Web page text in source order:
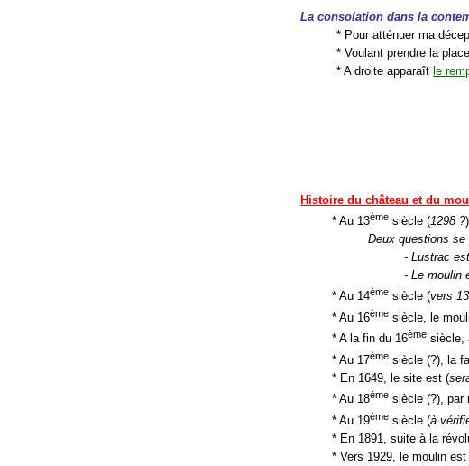
La consolation dans la
* Pour atténuer ma
* Voulant prendre la
* A droite apparaît le
Histoire du château et du
* Au 13ème siècle (1298 ?
Deux questions se
- Lustrac
- Le moulin
* Au 14ème siècle (vers
* Au 16ème siècle, le
* A la fin du 16ème siècle,
* Au 17ème siècle (?), la
* En 1649, le site est (
* Au 18ème siècle (?), par
* Au 19ème siècle (à
* En 1891, suite à la
* Vers 1929, le moulin